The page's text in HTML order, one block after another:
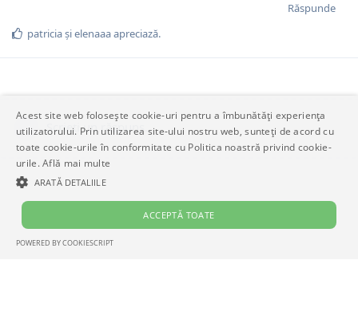
Răspunde
patriciașielenaaaapreciază.
Scrieți un răspuns…
Acest site web folosește cookie-uri pentru a îmbunătăți experiența
utilizatorului. Prin utilizarea site-ului nostru web, sunteți de acord cu
toate cookie-urile în conformitate cu Politica noastră privind cookie-
urile.Află mai multe
ARATĂ DETALIILE
ACCEPTĂ TOATE
STRICT NECESARE
POWERED BY COOKIESCRIPT